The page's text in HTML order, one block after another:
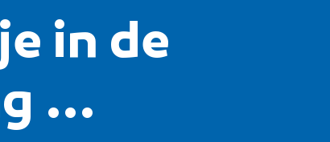
in de
...